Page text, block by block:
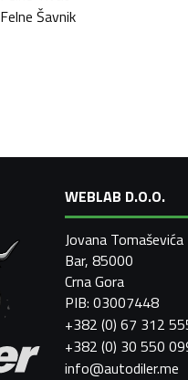
Felne Šavnik
WEBLAB D.O.O.
Jovana Tomaševića
Bar, 85000
Crna Gora
PIB: 03007448
+382 (0) 67 312
+382 (0) 30 550
info@autodiler.me